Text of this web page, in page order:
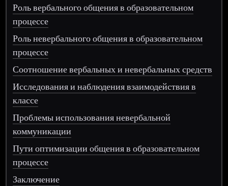
Роль вербального общения в образовательном
процессе
Роль невербального общения в образовательном
процессе
Соотношение вербальных и невербальных средств
Исследования и наблюдения взаимодействия в
классе
Проблемы использования невербальной
коммуникации
Пути оптимизации общения в образовательном
процессе
Заключение